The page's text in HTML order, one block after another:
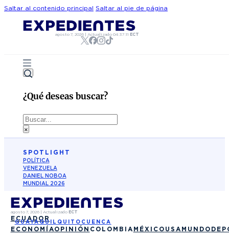
Saltar al contenido principal Saltar al pie de página
agosto 7, 2026 |Actualizado04:37:11 ECT
¿Qué deseas buscar?
Buscar
×
SPOTLIGHT
POLÍTICA
VENEZUELA
DANIEL NOBOA
MUNDIAL 2026
agosto 7, 2026| Actualizado ECT
ECUADOR
GUAYAQUIL QUITO CUENCA
ECONOMÍAOPINIÓN COLOMBIA MÉXICO USA MUNDO